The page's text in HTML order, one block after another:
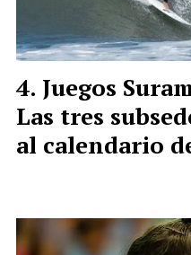
Juegos
Las tres
al calendario